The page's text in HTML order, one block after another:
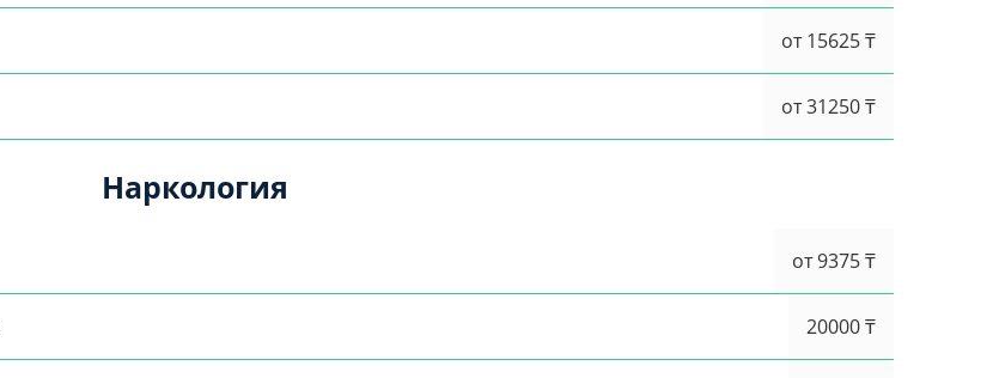
от 15625 ₸
от 31250 ₸
Наркология
от 9375 ₸
20000 ₸